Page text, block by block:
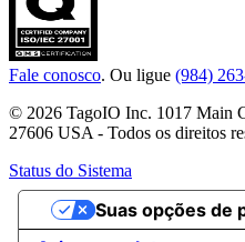
Fale conosco. Ou ligue (984)
© 2026 TagoIO Inc. 1017 Main
27606 USA - Todos os direitos
Status do Sistema
Suas opções de